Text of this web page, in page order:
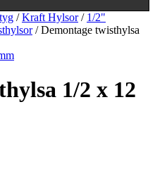
/Kraft Hylsor/ 1/2"
/ Demontage twisthylsa
1/2 x 12